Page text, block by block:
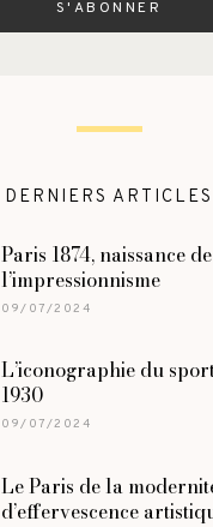
DERNIERS ARTICLES
Paris 1874, naissance de
l’impressionnisme
09/07/2024
L’iconographie du
1930
09/07/2024
Le Paris de la
d’effervescence